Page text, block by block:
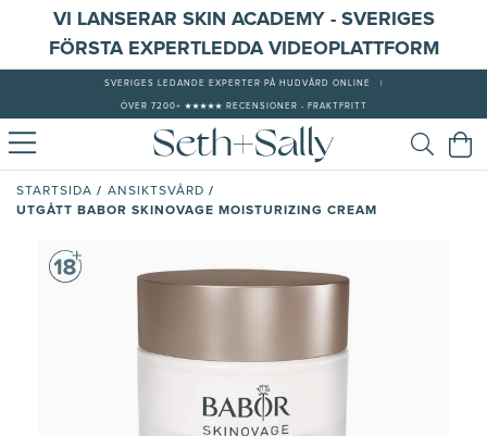
VI LANSERAR SKIN ACADEMY - SVERIGES
FÖRSTA EXPERTLEDDA VIDEOPLATTFORM
SVERIGES LEDANDE EXPERTER PÅ HUDVÅRD ONLINE
ÖVER 7200+ ★★★★★ RECENSIONER - FRAKTFRITT
STARTSIDA / ANSIKTSVÅRD /
UTGÅTT BABOR SKINOVAGE MOISTURIZING CREAM